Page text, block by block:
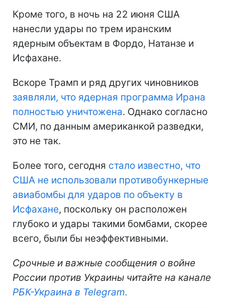
Кроме того, в ночь на 22 июня США
нанесли удары по трем иранским
ядерным объектам в Фордо, Натанзе и
Исфахане.
Вскоре Трамп и ряд других чиновников
заявляли, что ядерная программа Ирана
полностью уничтожена. Однако согласно
СМИ, по данным американкой разведки,
это не так.
Более того, сегодня стало известно, что
США не использовали противобункерные
авиабомбы для ударов по объекту в
Исфахане, поскольку он расположен
глубоко и удары такими бомбами, скорее
всего, были бы неэффективными.
Срочные и важные сообщения о войне
России против Украины читайте на канале
РБК-Украина в Telegram.